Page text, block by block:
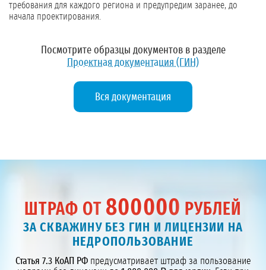
требования для каждого региона и предупредим заранее, до
начала проектирования.
Посмотрите образцы документов в разделе
Проектная документация (ГИН)
Вся документация
ШТРАФ ОТ 800000 РУБЛЕЙ
ЗА СКВАЖИНУ БЕЗ ГИН И ЛИЦЕНЗИИ НА
НЕДРОПОЛЬЗОВАНИЕ
Статья 7.3 КоАП РФпредусматривает штраф за пользование